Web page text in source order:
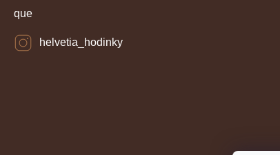
que
helvetia_hodinky